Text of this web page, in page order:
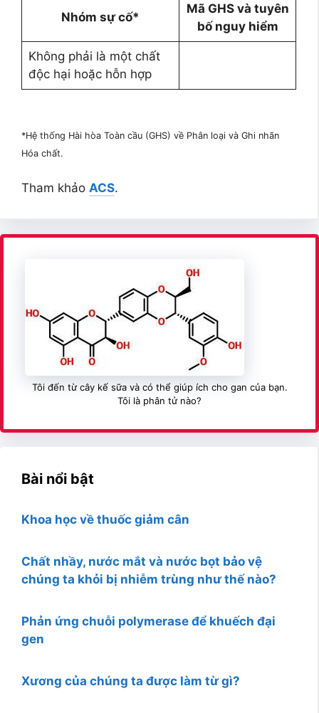
Nhóm sự cố*
Mã GHS và tuyên
bố nguy hiểm
Không phải là một chất
độc hại hoặc hỗn hợp
*Hệ thống Hài hòa Toàn cầu (GHS) về Phân loại và Ghi nhãn
Hóa chất.
Tham khảo ACS.
Tôi đến từ cây kế sữa và có thể giúp ích cho gan của bạn.
Tôi là phân tử nào?
Bài nổi bật
Khoa học về thuốc giảm cân
Chất nhầy, nước mắt và nước bọt bảo vệ
chúng ta khỏi bị nhiễm trùng như thế nào?
Phản ứng chuỗi polymerase để khuếch đại
gen
Xương của chúng ta được làm từ gì?